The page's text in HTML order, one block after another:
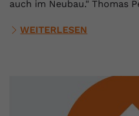
auch im Neubau." Thomas
WEITERLESEN